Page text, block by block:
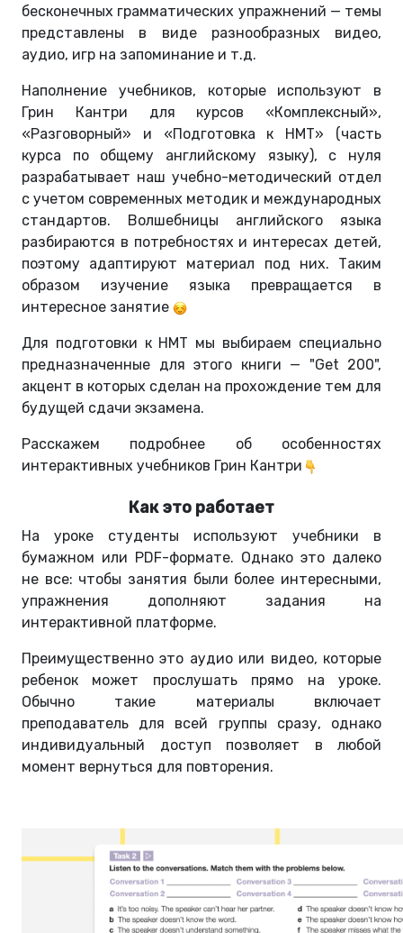
бесконечных грамматических упражнений — темы
представлены в виде разнообразных видео,
аудио, игр на запоминание и т.д.
Наполнение учебников, которые используют в
Грин Кантри для курсов «Комплексный»,
«Разговорный» и «Подготовка к НМТ» (часть
курса по общему английскому языку), с нуля
разрабатывает наш учебно-методический отдел
с учетом современных методик и международных
стандартов. Волшебницы английского языка
разбираются в потребностях и интересах детей,
поэтому адаптируют материал под них. Таким
образом изучение языка превращается в
интересное занятие
Для подготовки к НМТ мы выбираем специально
предназначенные для этого книги — "Get 200",
акцент в которых сделан на прохождение тем для
будущей сдачи экзамена.
Расскажем подробнее об особенностях
интерактивных учебников Грин Кантри
Как это работает
На уроке студенты используют учебники в
бумажном или PDF-формате. Однако это далеко
не все: чтобы занятия были более интересными,
упражнения дополняют задания на
интерактивной платформе.
Преимущественно это аудио или видео, которые
ребенок может прослушать прямо на уроке.
Обычно такие материалы включает
преподаватель для всей группы сразу, однако
индивидуальный доступ позволяет в любой
момент вернуться для повторения.